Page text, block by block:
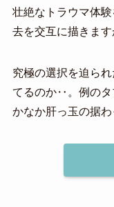
壮絶なトラウマ体
去を交互に描きま
究極の選択を迫ら
てるのか‥。例のタ
かなか肝っ玉の据わ